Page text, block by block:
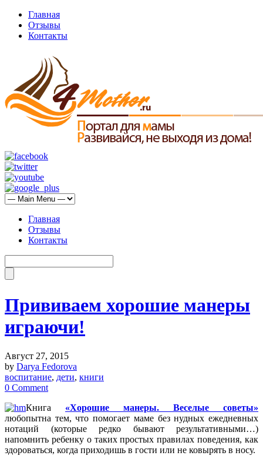
Главная
Отзывы
Контакты
Главная
Отзывы
Контакты
Прививаем хорошие манеры
играючи!
Август 27, 2015
by Darya Fedorova
воспитание, дети, книги
0 Comment
Книга «Хорошие манеры. Веселые советы»
любопытна тем, что помогает маме без нудных ежедневных
нотаций (которые редко бывают результативными…)
напомнить ребенку о таких простых правилах поведения, как
здороваться, когда приходишь в гости или не ковырять в носу.